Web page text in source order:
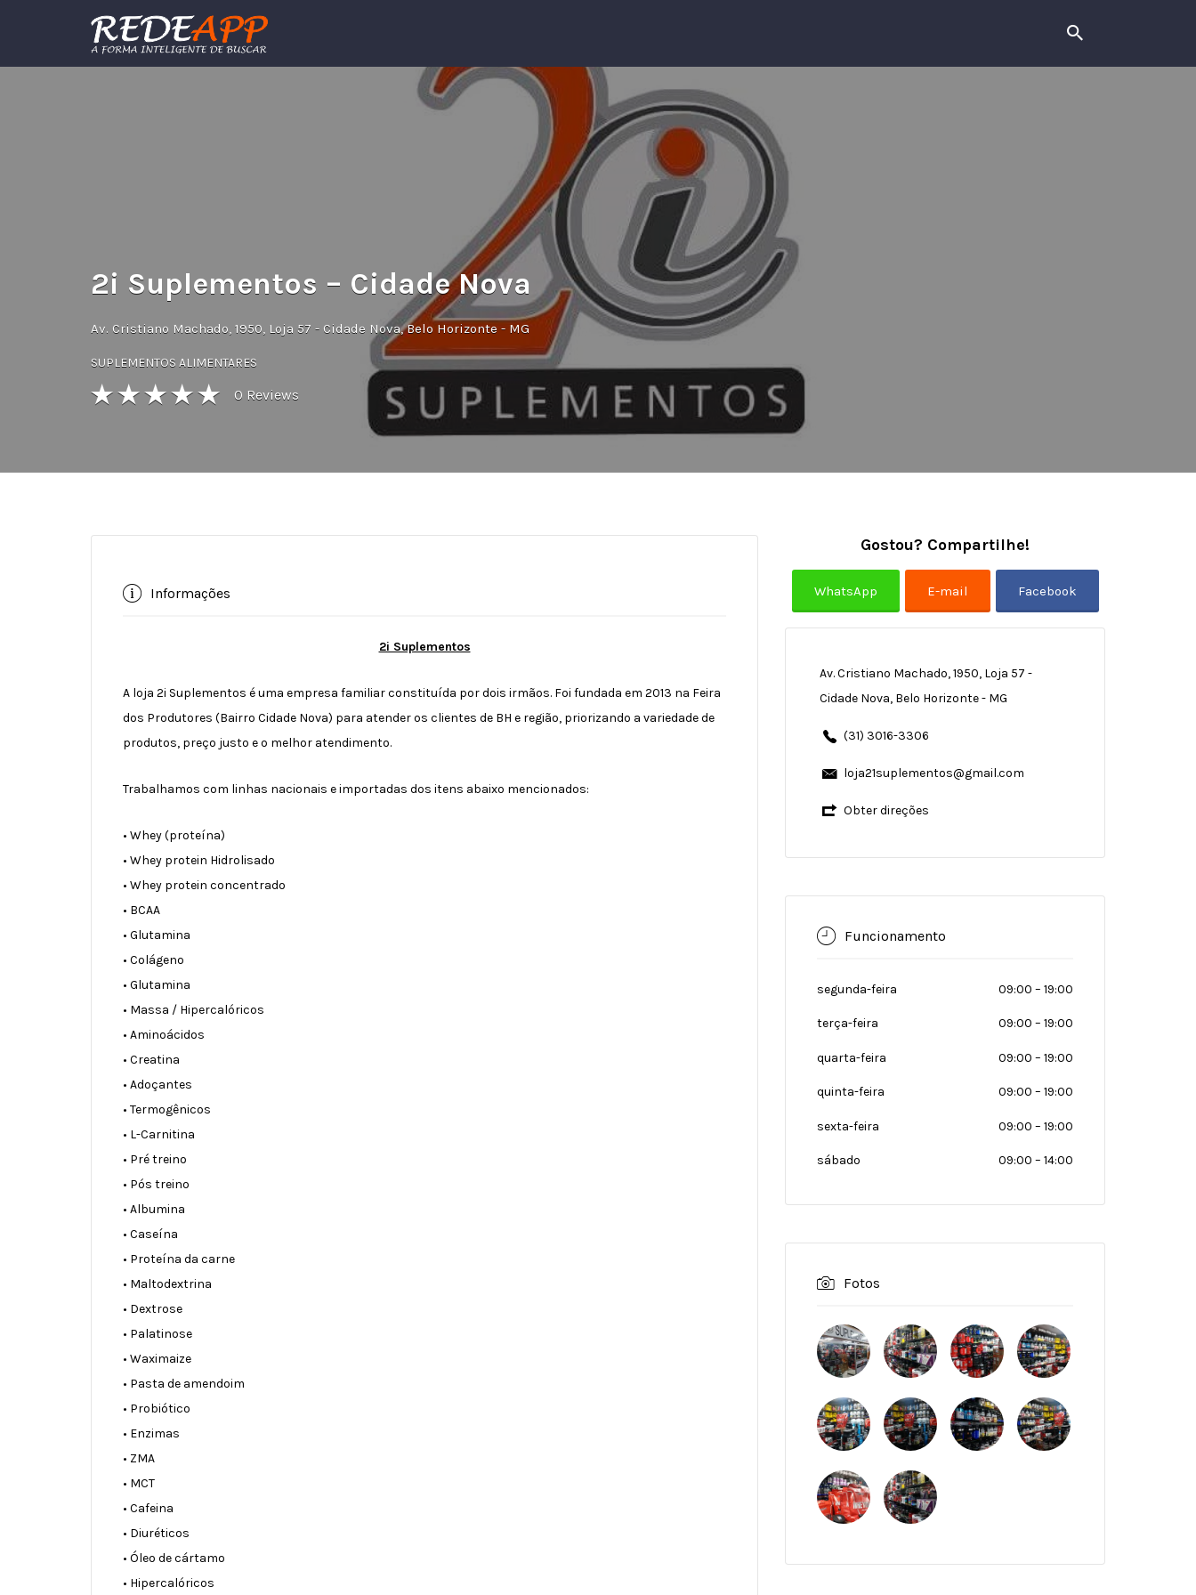
Procurar:
2i Suplementos – Cidade Nova
Av. Cristiano Machado, 1950, Loja 57 - Cidade Nova, Belo Horizonte - MG
SUPLEMENTOS ALIMENTARES
0 Reviews
Informações
2i Suplementos
A loja 2i Suplementos é uma empresa familiar constituída por dois irmãos. Foi fundada em 2013 na Feira
dos Produtores (Bairro Cidade Nova) para atender os clientes de BH e região, priorizando a variedade de
produtos, preço justo e o melhor atendimento.
Trabalhamos com linhas nacionais e importadas dos itens abaixo mencionados:
• Whey (proteína)
• Whey protein Hidrolisado
• Whey protein concentrado
• BCAA
• Glutamina
• Colágeno
• Glutamina
• Massa / Hipercalóricos
• Aminoácidos
• Creatina
• Adoçantes
• Termogênicos
• L-Carnitina
• Pré treino
• Pós treino
• Albumina
• Caseína
• Proteína da carne
• Maltodextrina
• Dextrose
• Palatinose
• Waximaize
• Pasta de amendoim
• Probiótico
• Enzimas
• ZMA
• MCT
• Cafeina
• Diuréticos
• Óleo de cártamo
• Hipercalóricos
Gostou? Compartilhe!
Av. Cristiano Machado, 1950, Loja 57 -
Cidade Nova, Belo Horizonte - MG
(31) 3016-3306
loja21suplementos@gmail.com
Obter direções
Funcionamento
segunda-feira 09:00 – 19:00
terça-feira 09:00 – 19:00
quarta-feira 09:00 – 19:00
quinta-feira 09:00 – 19:00
sexta-feira 09:00 – 19:00
sábado 09:00 – 14:00
Fotos